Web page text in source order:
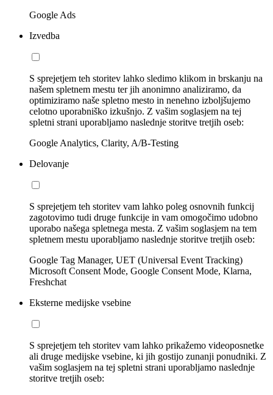
Google Ads
Izvedba
S sprejetjem teh storitev lahko sledimo klikom in brskanju na
našem spletnem mestu ter jih anonimno analiziramo, da
optimiziramo naše spletno mesto in nenehno izboljšujemo
celotno uporabniško izkušnjo. Z vašim soglasjem na tej
spletni strani uporabljamo naslednje storitve tretjih oseb:
Google Analytics, Clarity, A/B-Testing
Delovanje
S sprejetjem teh storitev vam lahko poleg osnovnih funkcij
zagotovimo tudi druge funkcije in vam omogočimo udobno
uporabo našega spletnega mesta. Z vašim soglasjem na tem
spletnem mestu uporabljamo naslednje storitve tretjih oseb:
Google Tag Manager, UET (Universal Event Tracking)
Microsoft Consent Mode, Google Consent Mode, Klarna,
Freshchat
Eksterne medijske vsebine
S sprejetjem teh storitev vam lahko prikažemo videoposnetke
ali druge medijske vsebine, ki jih gostijo zunanji ponudniki. Z
vašim soglasjem na tej spletni strani uporabljamo naslednje
storitve tretjih oseb: